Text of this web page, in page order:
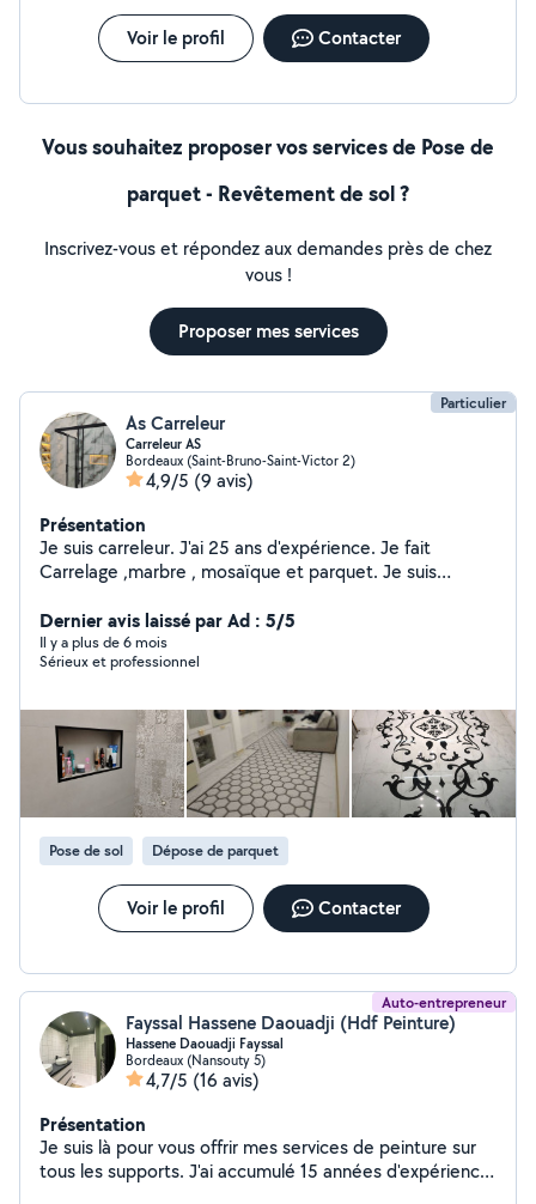
mais également un camion benne et mini pelle pour des
travaux de petite et grosse maçonnerie »
Voir le profil Contacter
Vous souhaitez proposer vos services de Pose de
parquet - Revêtement de sol ?
Inscrivez-vous et répondez aux demandes près de chez
vous !
Proposer mes services
Particulier
As Carreleur
Carreleur AS
Bordeaux (Saint-Bruno-Saint-Victor 2)
4,9/5 (9 avis)
Présentation
Je suis carreleur. J'ai 25 ans d'expérience. Je fait
Carrelage ,marbre , mosaïque et parquet. Je suis
Merci.
Dernier avis laissé par Ad : 5/5
Il y a plus de 6 mois
Sérieux et professionnel
Pose de sol Dépose de parquet
Voir le profil Contacter
Auto-entrepreneur
Fayssal Hassene Daouadji (Hdf Peinture)
Hassene Daouadji Fayssal
Bordeaux (Nansouty 5)
4,7/5 (16 avis)
Présentation
Je suis là pour vous offrir mes services de peinture sur
tous les supports. J'ai accumulé 15 années d'expérience